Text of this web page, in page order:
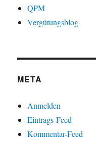
QPM
Vergütungsblog
META
Anmelden
Eintrags-Feed
Kommentar-Feed